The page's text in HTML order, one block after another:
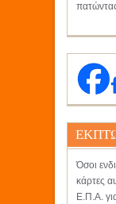
Όσοι
κάρτες
Ε.Π.Α.